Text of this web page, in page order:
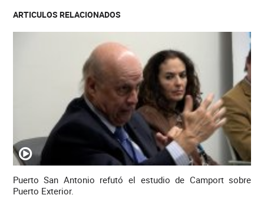
ARTICULOS RELACIONADOS
Puerto San Antonio refutó el estudio de Camport sobre
Puerto Exterior.